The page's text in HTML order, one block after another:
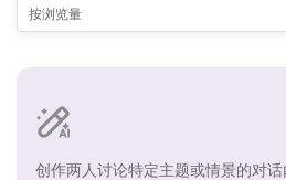
全部
AI模型：
按浏览量
创作两人讨论特定主题或情景的对话